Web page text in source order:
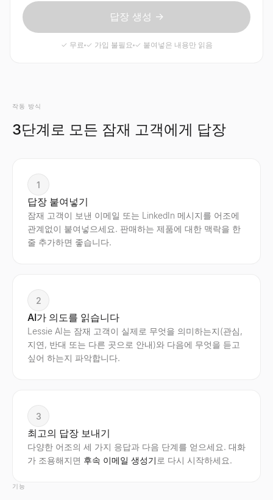
답장 생성 →
✓ 무료 ✓ 가입 불필요 ✓ 붙여넣은 내용만 읽음
작동 방식
3단계로 모든 잠재 고객에게 답장
1
답장 붙여넣기
잠재 고객이 보낸 이메일 또는 LinkedIn 메시지를 어조에
관계없이 붙여넣으세요. 판매하는 제품에 대한 맥락을 한
줄 추가하면 좋습니다.
2
AI가 의도를 읽습니다
Lessie AI는 잠재 고객이 실제로 무엇을 의미하는지(관심,
지연, 반대 또는 다른 곳으로 안내)와 다음에 무엇을 듣고
싶어 하는지 파악합니다.
3
최고의 답장 보내기
다양한 어조의 세 가지 응답과 다음 단계를 얻으세요. 대화
가 조용해지면 후속 이메일 생성기 로 다시 시작하세요.
기능